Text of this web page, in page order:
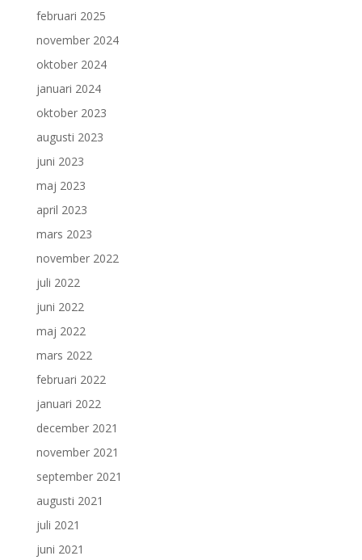
februari 2025
november 2024
oktober 2024
januari 2024
oktober 2023
augusti 2023
juni 2023
maj 2023
april 2023
mars 2023
november 2022
juli 2022
juni 2022
maj 2022
mars 2022
februari 2022
januari 2022
december 2021
november 2021
september 2021
augusti 2021
juli 2021
juni 2021